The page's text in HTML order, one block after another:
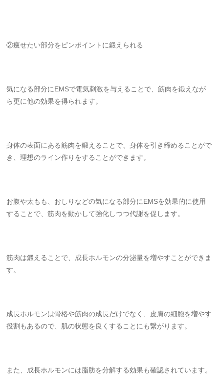
②痩せたい部分をピンポイントに鍛えられる
気になる部分にEMSで電気刺激を与えることで、筋肉を鍛えなが
ら更に他の効果を得られます。
身体の表面にある筋肉を鍛えることで、身体を引き締めることがで
き、理想のライン作りをすることができます。
お腹や太もも、おしりなどの気になる部分にEMSを効果的に使用
することで、筋肉を動かして強化しつつ代謝を促します。
筋肉は鍛えることで、成長ホルモンの分泌量を増やすことができま
す。
成長ホルモンは骨格や筋肉の成長だけでなく、皮膚の細胞を増やす
役割もあるので、肌の状態を良くすることにも繋がります。
また、成長ホルモンには脂肪を分解する効果も確認されています。